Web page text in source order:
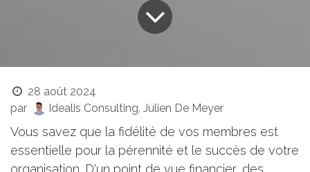
28 août 2024
par
Idealis Consulting, Julien De Meyer
Vous savez que la fidélité de vos membres est
essentielle pour la pérennité et le succès de votre
organisation. D'un point de vue financier, des